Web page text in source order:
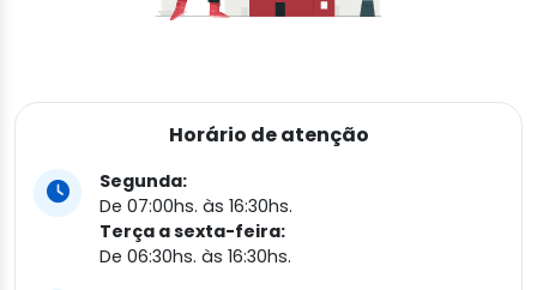
Horário de atenção
Segunda:
De 07:00hs. às 16:30hs.
Terça a sexta-feira:
De 06:30hs. às 16:30hs.